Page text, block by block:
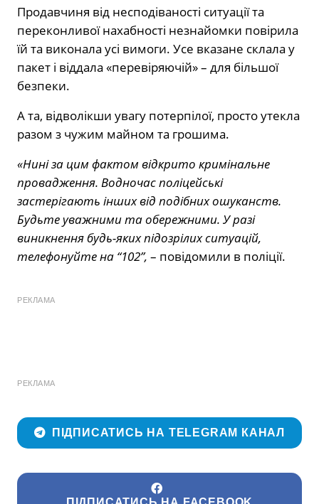
Продавчиня від несподіваності ситуації та
переконливої нахабності незнайомки повірила
їй та виконала усі вимоги. Усе вказане склала у
пакет і віддала «перевіряючій» – для більшої
безпеки.
А та, відволікши увагу потерпілої, просто утекла
разом з чужим майном та грошима.
«Нині за цим фактом відкрито кримінальне
провадження. Водночас поліцейські
застерігають інших від подібних ошуканств.
Будьте уважними та обережними. У разі
виникнення будь-яких підозрілих ситуацій,
телефонуйте на “102”, – повідомили в поліції.
РЕКЛАМА
РЕКЛАМА
ПІДПИСАТИСЬ НА TELEGRAM КАНАЛ